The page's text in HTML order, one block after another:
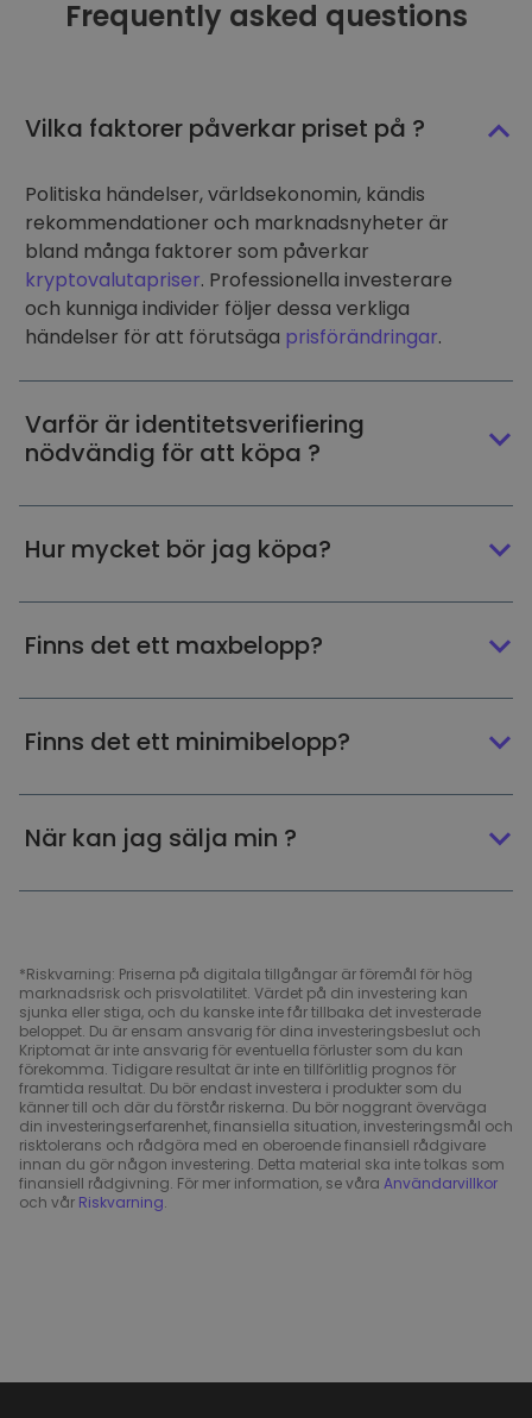
Frequently asked questions
Vilka faktorer påverkar priset på ?
Politiska händelser, världsekonomin, kändis
rekommendationer och marknadsnyheter är
bland många faktorer som påverkar
kryptovalutapriser. Professionella investerare
och kunniga individer följer dessa verkliga
händelser för att förutsäga prisförändringar.
Varför är identitetsverifiering
nödvändig för att köpa ?
Hur mycket bör jag köpa?
Finns det ett maxbelopp?
Finns det ett minimibelopp?
När kan jag sälja min ?
*Riskvarning: Priserna på digitala tillgångar är föremål för hög
marknadsrisk och prisvolatilitet. Värdet på din investering kan
sjunka eller stiga, och du kanske inte får tillbaka det investerade
beloppet. Du är ensam ansvarig för dina investeringsbeslut och
Kriptomat är inte ansvarig för eventuella förluster som du kan
förekomma. Tidigare resultat är inte en tillförlitlig prognos för
framtida resultat. Du bör endast investera i produkter som du
känner till och där du förstår riskerna. Du bör noggrant överväga
din investeringserfarenhet, finansiella situation, investeringsmål och
risktolerans och rådgöra med en oberoende finansiell rådgivare
innan du gör någon investering. Detta material ska inte tolkas som
finansiell rådgivning. För mer information, se våra Användarvillkor
och vår Riskvarning.